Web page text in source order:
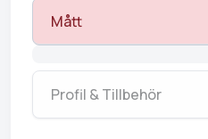
Mått
Profil & Tillbehör